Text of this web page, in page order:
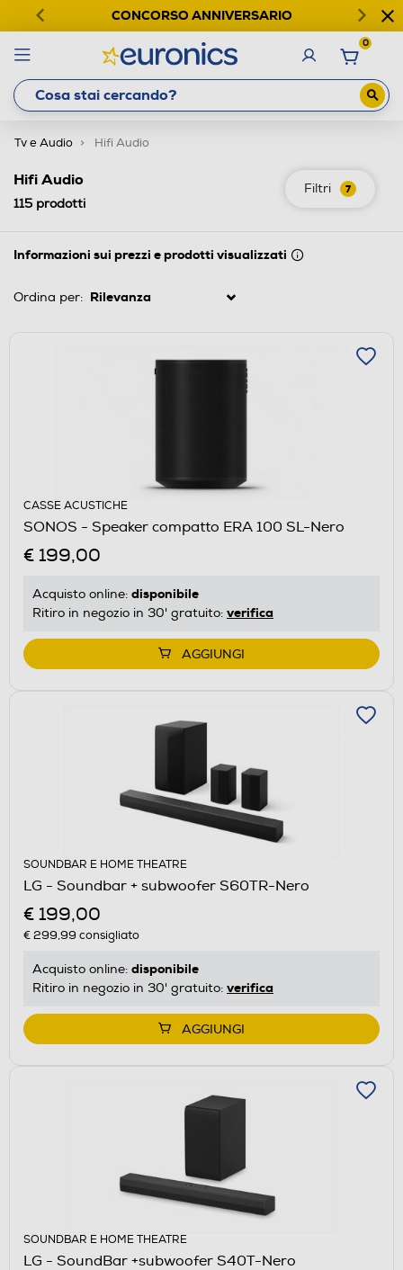
CONCORSO ANNIVERSARIO
0
Tv e Audio Hifi Audio
Filtri 7
Hifi Audio
115 prodotti
Informazioni sui prezzi e prodotti visualizzati
Ordina per:
CASSE ACUSTICHE
SONOS - Speaker compatto ERA 100 SL-Nero
€ 199,00
Acquisto online: disponibile
Ritiro in negozio in 30' gratuito: verifica
AGGIUNGI
SOUNDBAR E HOME THEATRE
LG - Soundbar + subwoofer S60TR-Nero
€ 199,00
€ 299,99 consigliato
Acquisto online: disponibile
Ritiro in negozio in 30' gratuito: verifica
AGGIUNGI
SOUNDBAR E HOME THEATRE
LG - SoundBar +subwoofer S40T-Nero